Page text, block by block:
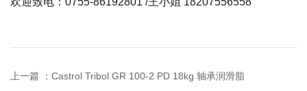
上一篇 ： Castrol Tribol GR 100-2 PD 18kg 轴承润滑脂